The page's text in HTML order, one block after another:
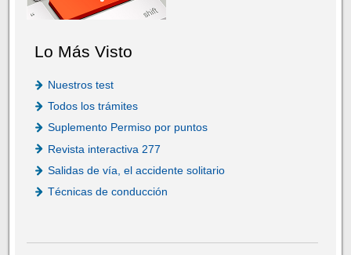
Lo Más Visto
Nuestros test
Todos los trámites
Suplemento Permiso por puntos
Revista interactiva 277
Salidas de vía, el accidente solitario
Técnicas de conducción